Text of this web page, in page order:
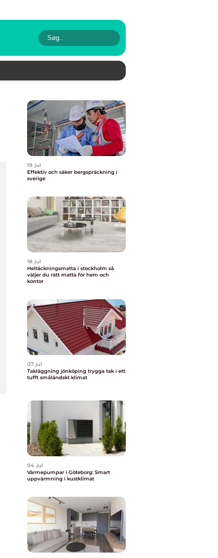
19. jul
Effektiv och säker bergspräckning i
sverige
18. jul
Heltäckningsmatta i stockholm så
väljer du rätt matta för hem och
kontor
07. jul
Takläggning jönköping trygga tak i ett
tufft småländskt klimat
04. jul
Värmepumpar i Göteborg: Smart
uppvärmning i kustklimat